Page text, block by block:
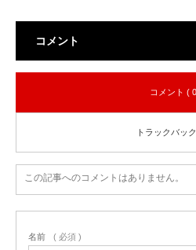
コメント
コメント (
トラックバッ
この記事へのコメントはありません。
名前 ( 必須 )